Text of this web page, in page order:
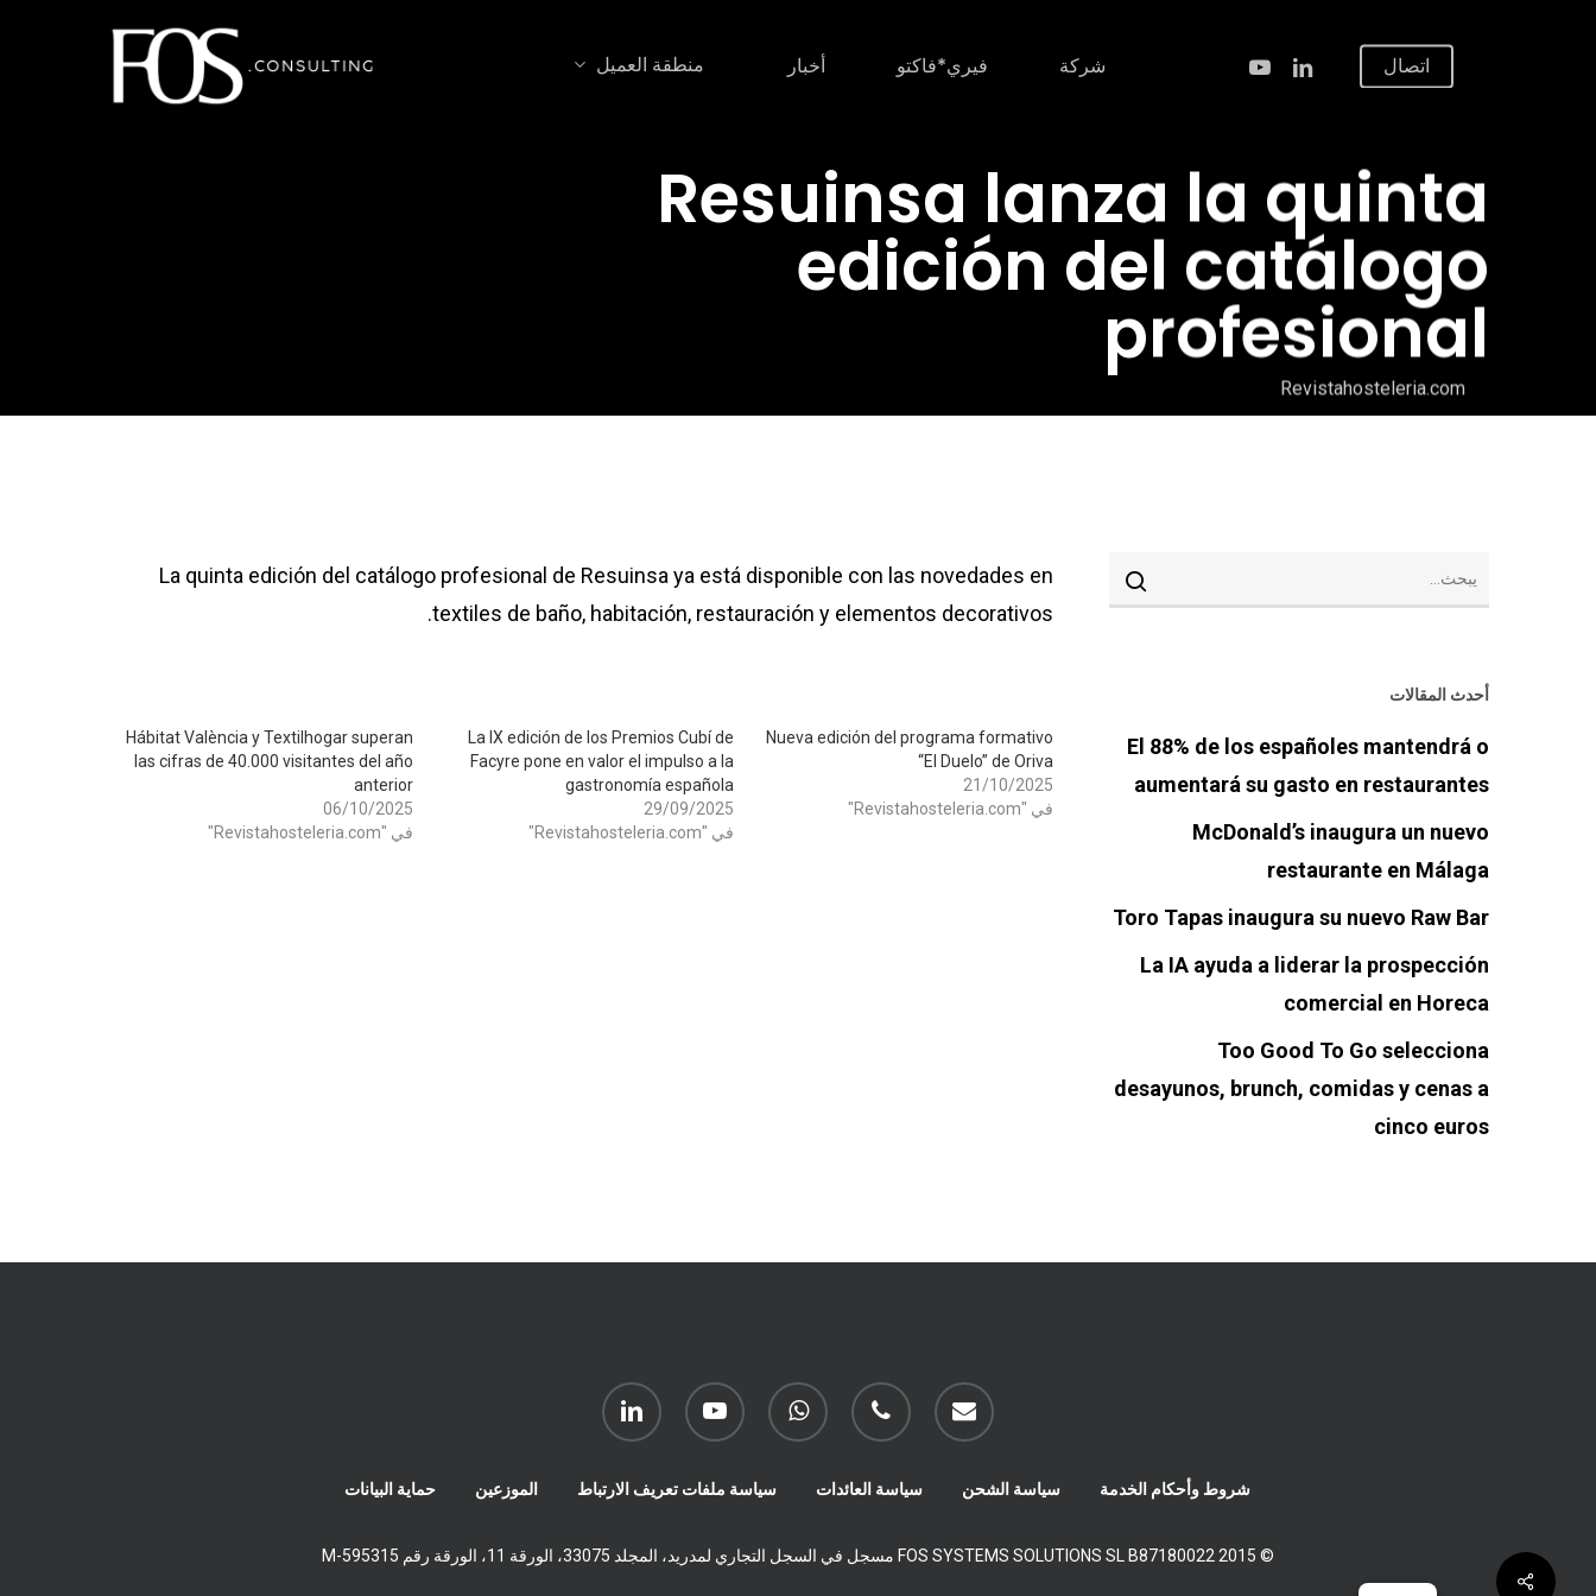
شركة فيري*فاكتو أخبار منطقة العميل ينكدين يوتيوب اتصال
Resuinsa lanza la quinta
edición del catálogo
profesional
Revistahosteleria.com
La quinta edición del catálogo profesional de Resuinsa ya está disponible con las novedades en
textiles de baño, habitación, restauración y elementos decorativos.
Nueva edición del programa formativo
“El Duelo” de Oriva
21/10/2025
في "Revistahosteleria.com"
La IX edición de los Premios Cubí de
Facyre pone en valor el impulso a la
gastronomía española
29/09/2025
في "Revistahosteleria.com"
Hábitat València y Textilhogar superan
las cifras de 40.000 visitantes del año
anterior
06/10/2025
في "Revistahosteleria.com"
أحدث المقالات
El 88% de los españoles mantendrá o
aumentará su gasto en restaurantes
McDonald’s inaugura un nuevo
restaurante en Málaga
Toro Tapas inaugura su nuevo Raw Bar
La IA ayuda a liderar la prospección
comercial en Horeca
Too Good To Go selecciona
desayunos, brunch, comidas y cenas a
cinco euros
ينكدين يوتيوب واتساب هاتف
بريد
إلكتروني
شروط وأحكام الخدمة سياسة الشحن سياسة العائدات سياسة ملفات تعريف الارتباط الموزعين حماية البيانات
© 2015 FOS SYSTEMS SOLUTIONS SL B87180022 مسجل في السجل التجاري لمدريد، المجلد 33075، الورقة 11، الورقة رقم M-595315